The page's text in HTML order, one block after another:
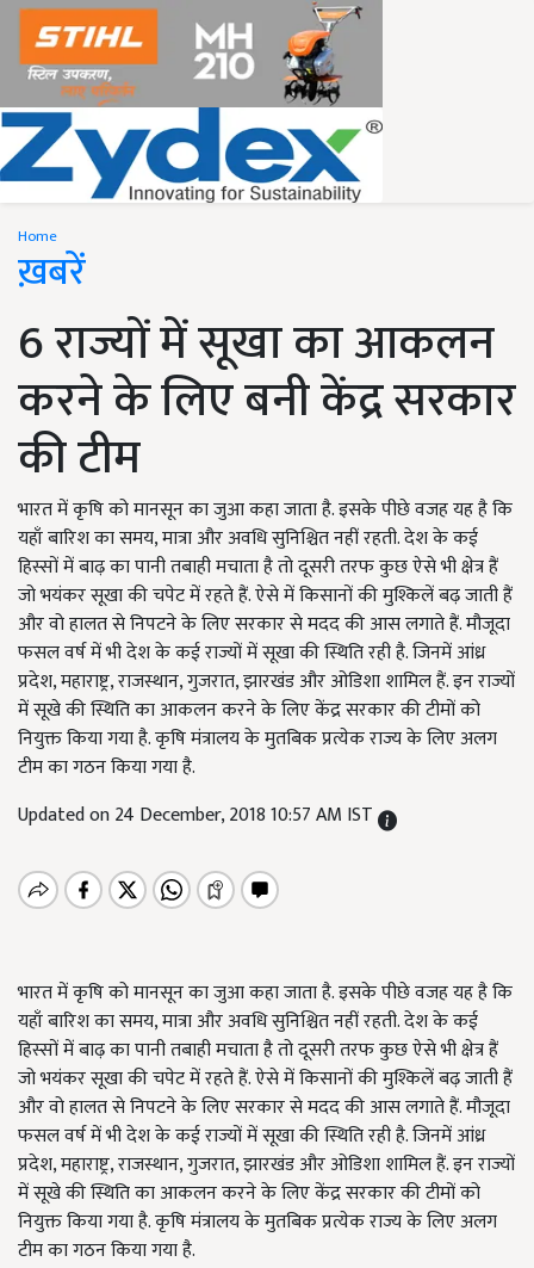
Home
ख़बरें
6 राज्यों में सूखा का आकलन
करने के लिए बनी केंद्र सरकार
की टीम
भारत में कृषि को मानसून का जुआ कहा जाता है. इसके पीछे वजह यह है कि
यहाँ बारिश का समय, मात्रा और अवधि सुनिश्चित नहीं रहती. देश के कई
हिस्सों में बाढ़ का पानी तबाही मचाता है तो दूसरी तरफ कुछ ऐसे भी क्षेत्र हैं
जो भयंकर सूखा की चपेट में रहते हैं. ऐसे में किसानों की मुश्किलें बढ़ जाती हैं
और वो हालत से निपटने के लिए सरकार से मदद की आस लगाते हैं. मौजूदा
फसल वर्ष में भी देश के कई राज्यों में सूखा की स्थिति रही है. जिनमें आंध्र
प्रदेश, महाराष्ट्र, राजस्थान, गुजरात, झारखंड और ओडिशा शामिल हैं. इन राज्यों
में सूखे की स्थिति का आकलन करने के लिए केंद्र सरकार की टीमों को
नियुक्त किया गया है. कृषि मंत्रालय के मुतबिक प्रत्येक राज्य के लिए अलग
टीम का गठन किया गया है.
Updated on 24 December, 2018 10:57 AM IST
भारत में कृषि को मानसून का जुआ कहा जाता है. इसके पीछे वजह यह है कि
यहाँ बारिश का समय, मात्रा और अवधि सुनिश्चित नहीं रहती. देश के कई
हिस्सों में बाढ़ का पानी तबाही मचाता है तो दूसरी तरफ कुछ ऐसे भी क्षेत्र हैं
जो भयंकर सूखा की चपेट में रहते हैं. ऐसे में किसानों की मुश्किलें बढ़ जाती हैं
और वो हालत से निपटने के लिए सरकार से मदद की आस लगाते हैं. मौजूदा
फसल वर्ष में भी देश के कई राज्यों में सूखा की स्थिति रही है. जिनमें आंध्र
प्रदेश, महाराष्ट्र, राजस्थान, गुजरात, झारखंड और ओडिशा शामिल हैं. इन राज्यों
में सूखे की स्थिति का आकलन करने के लिए केंद्र सरकार की टीमों को
नियुक्त किया गया है. कृषि मंत्रालय के मुतबिक प्रत्येक राज्य के लिए अलग
टीम का गठन किया गया है.